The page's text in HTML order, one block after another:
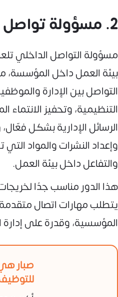
2. مسؤولة تواصل داخلي
مسؤولة التواصل الداخلي
بيئة العمل داخل
التواصل بين الإدارة
التنظيمية، وتحفيز
الرسائل الإدارية بشكل
وإعداد النشرات والمواد
والتفاعل داخل بيئة العمل.
هذا الدور مناسب جدًا لخريجات
يتطلب مهارات اتصال
المؤسسية، وقدرة على إدارة
صبار هي